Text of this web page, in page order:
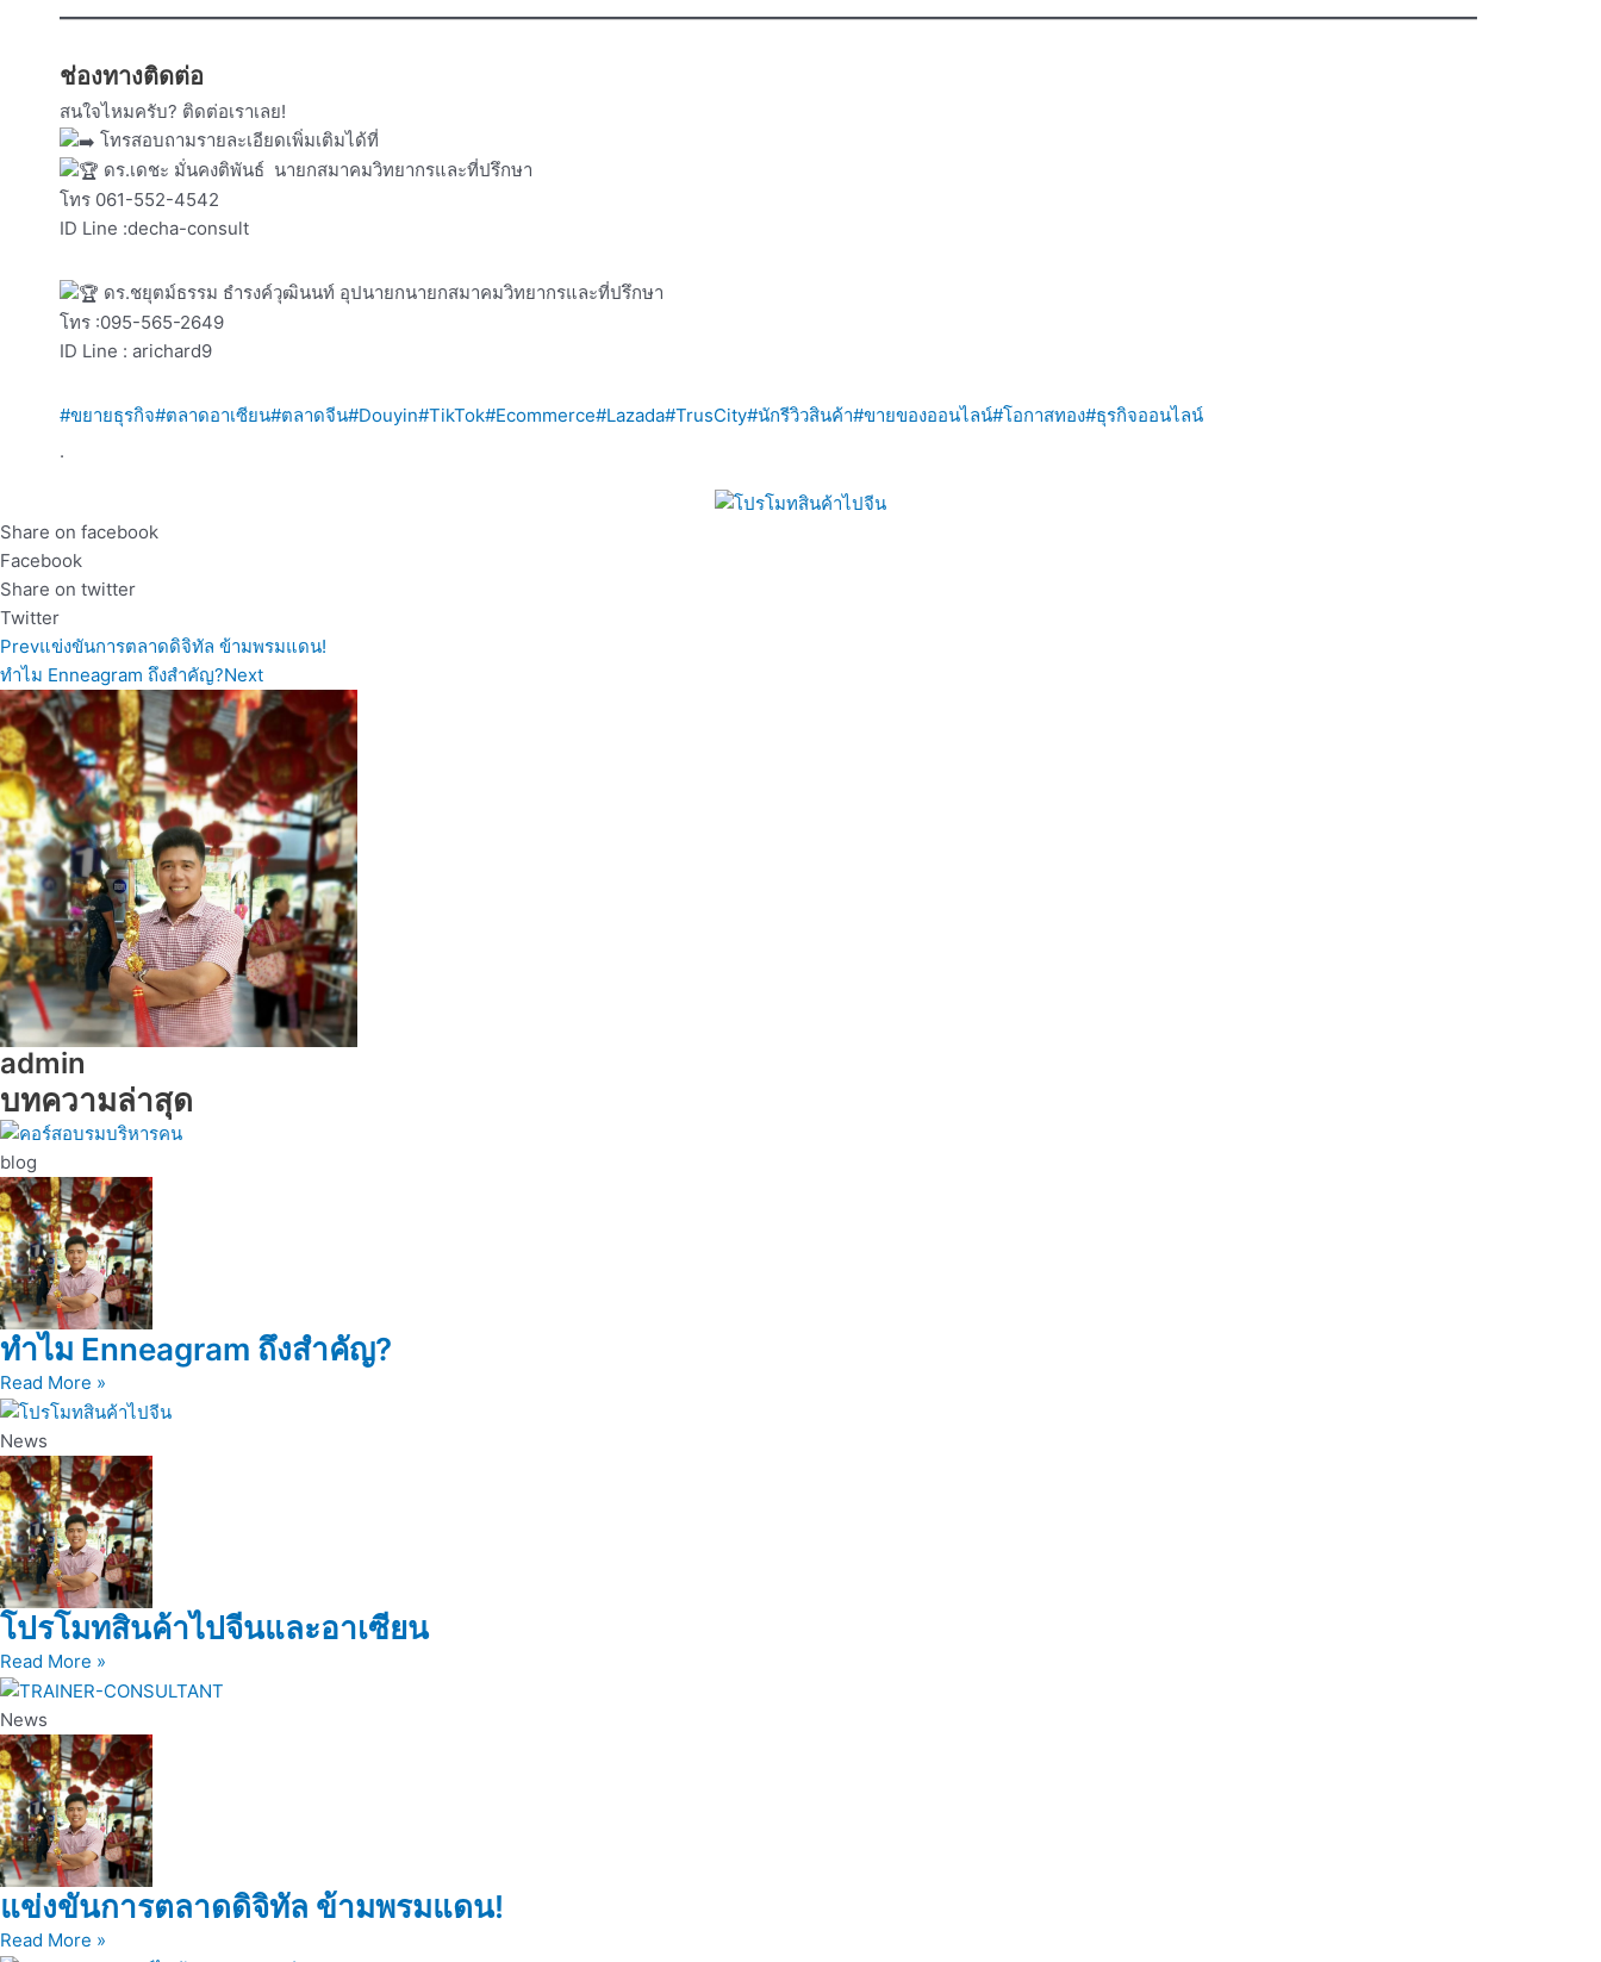
ช่องทางติดต่อ
สนใจไหมครับ? ติดต่อเราเลย!
โทรสอบถามรายละเอียดเพิ่มเติมได้ที่
ดร.เดชะ มั่นคงติพันธ์ นายกสมาคมวิทยากรและที่ปรึกษา
โทร 061-552-4542
ID Line :decha-consult
ดร.ชยุตม์ธรรม ธำรงค์วุฒินนท์ อุปนายกนายกสมาคมวิทยากรและที่ปรึกษา
โทร :095-565-2649
ID Line : arichard9
#ขยายธุรกิจ#ตลาดอาเซียน#ตลาดจีน#Douyin#TikTok#Ecommerce#Lazada#TrusCity#นักรีวิวสินค้า#ขายของออนไลน์#โอกาสทอง#ธุรกิจออนไลน์
.
Share on facebook
Facebook
Share on twitter
Twitter
Prevแข่งขันการตลาดดิจิทัล ข้ามพรมแดน!
ทำไม Enneagram ถึงสำคัญ?Next
admin
บทความล่าสุด
blog
ทำไม Enneagram ถึงสำคัญ?
Read More »
News
โปรโมทสินค้าไปจีนและอาเซียน
Read More »
News
แข่งขันการตลาดดิจิทัล ข้ามพรมแดน!
Read More »